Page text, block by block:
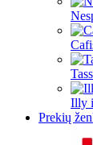
Illy
Prekių